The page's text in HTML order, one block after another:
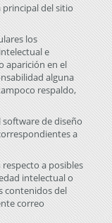
principal del sitio
los
e
aparición en el
alguna
respaldo,
software de diseño
a
a posibles
intelectual o
contenidos del
correo